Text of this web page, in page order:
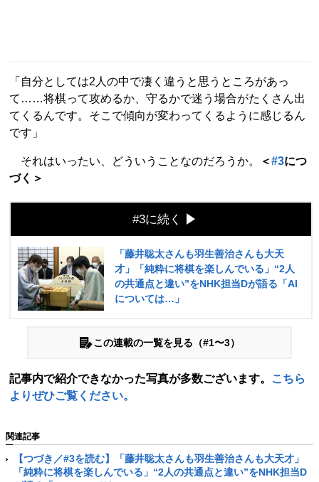
「自分としては2人の中で凄く違うと思うところがあっ
て……将棋って攻めるか、守るかで迷う場合がたくさん出
てくるんです。そこで傾向が変わってくるように感じるん
です」
それはいったい、どういうことなのだろうか。 ＜#3につ
づく＞
#3に続く
「藤井聡太さんも羽生善治さんも大天
才」「純粋に将棋を楽しんでいる」“2人
の共通点と違い”をNHK担当Dが語る「AI
については…」
この連載の一覧を見る（#1〜3）
記事内で紹介できなかった写真が多数ございます。
こちら
よりぜひご覧ください。
関連記事
【つづき／#3を読む】「藤井聡太さんも羽生善治さんも大天才」
「純粋に将棋を楽しんでいる」“2人の共通点と違い”をNHK担当D